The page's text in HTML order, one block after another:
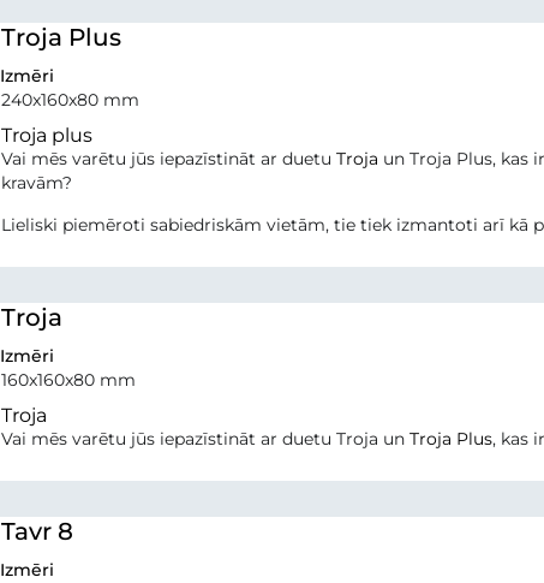
Troja Plus
Izmēri
240x160x80 mm
Troja plus
Vai mēs varētu jūs iepazīstināt ar duetu Troja un Troja Plus, kas
kravām?
Lieliski piemēroti sabiedriskām vietām, tie tiek izmantoti arī kā
Troja
Izmēri
160x160x80 mm
Troja
Vai mēs varētu jūs iepazīstināt ar duetu Troja un Troja Plus, kas
Tavr 8
Izmēri